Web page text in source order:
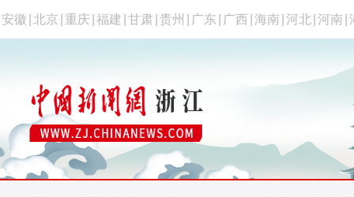
安徽 北京 重庆 福建 甘肃 贵州 广东 广西 海南 河北 河南